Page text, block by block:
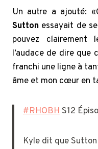
Un autre a ajouté:
Sutton essayait de
pouvez clairement
l’audace de dire que
franchi une ligne à
âme et mon cœur en
#RHOBHS12
Kyle dit que